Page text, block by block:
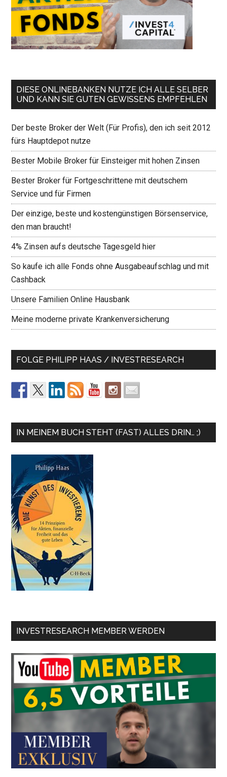
DIESE ONLINEBANKEN NUTZE ICH ALLE SELBER
UND KANN SIE GUTEN GEWISSENS EMPFEHLEN
Der beste Broker der Welt (Für Profis), den ich seit 2012
fürs Hauptdepot nutze
Bester Mobile Broker für Einsteiger mit hohen Zinsen
Bester Broker für Fortgeschrittene mit deutschem
Service und für Firmen
Der einzige, beste und kostengünstigen Börsenservice,
den man braucht!
4% Zinsen aufs deutsche Tagesgeld hier
So kaufe ich alle Fonds ohne Ausgabeaufschlag und mit
Cashback
Unsere Familien Online Hausbank
Meine moderne private Krankenversicherung
FOLGE PHILIPP HAAS / INVESTRESEARCH
IN MEINEM BUCH STEHT (FAST) ALLES DRIN… ;)
INVESTRESEARCH MEMBER WERDEN